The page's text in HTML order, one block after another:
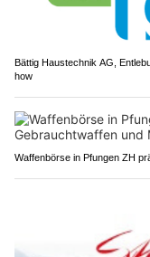
Bättig Haustechnik AG,
how
Waffenbörse in Pfungen ZH